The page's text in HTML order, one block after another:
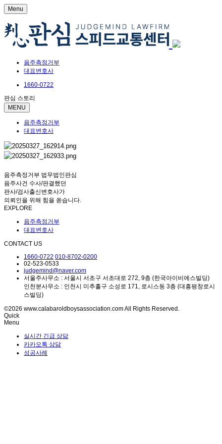
Menu
음주측정거부
대표변호사
1660-0722
판심 스토리
MENU
음주측정거부
대표변호사
음주측정거부 법무법인판심
음주사건 수사/판결했던
판사/검사출신변호사가
의뢰인을 위해 힘을 쏟습니다.
EXPLORE
음주측정거부
대표변호사
CONTACT US
1660-0722 010-8702-0200
02-523-0533
judgemind@naver.com
서울주사무소 : 서울시 서초구 서초대로 272, 9층 (한국아이비에스빌딩)
인천분사무소 : 인천시 미추홀구 소성로 171, 로시스동 3층 (대흥평창로시
스빌딩)
©2026 www.calabaroldboysassociation.com All Rights Reserved.
Quick
Menu
실시간 긴급 상담
카카오톡 상담
성공사례